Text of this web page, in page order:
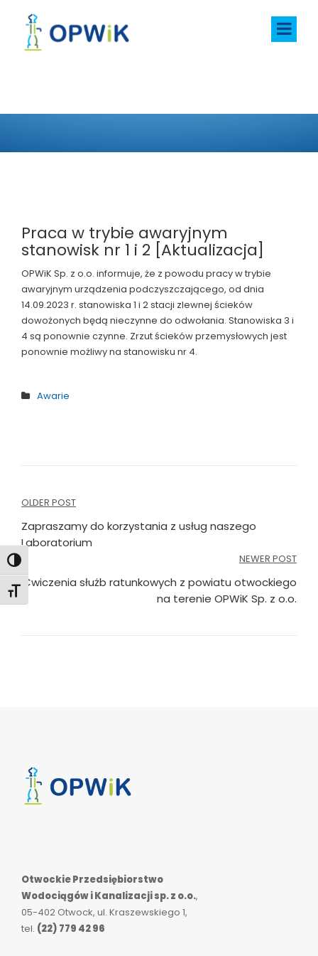
Toggle High Contrast
Toggle Font size
Praca w trybie awaryjnym
stanowisk nr 1 i 2 [Aktualizacja]
OPWiK Sp. z o.o. informuje, że z powodu pracy w trybie
awaryjnym urządzenia podczyszczającego, od dnia
14.09.2023 r. stanowiska 1 i 2 stacji zlewnej ścieków
dowożonych będą nieczynne do odwołania. Stanowiska 3 i
4 są ponownie czynne. Zrzut ścieków przemysłowych jest
ponownie możliwy na stanowisku nr 4.
Awarie
Nawigacja
wpisu
OLDER POST
Zapraszamy do korzystania z usług naszego
Laboratorium
NEWER POST
Ćwiczenia służb ratunkowych z powiatu otwockiego
na terenie OPWiK Sp. z o.o.
Otwockie Przedsiębiorstwo
Wodociągów i Kanalizacji sp. z o.o.,
05-402 Otwock, ul. Kraszewskiego 1,
tel. (22) 779 42 96